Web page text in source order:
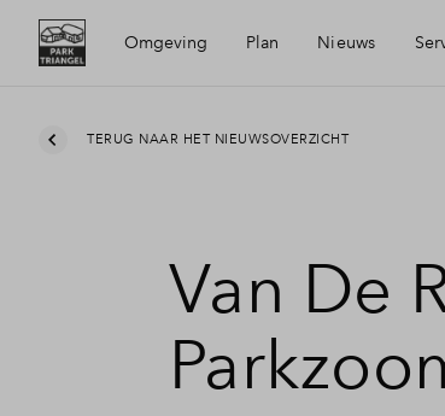
Omgeving
Ligging
Plan
Visie
Duurzaamheid
Planning
Nieuws
Mijn Eigen
Financiering
Toewijzing
TERUG NAAR HET NIEUWSOVERZICHT
Van De